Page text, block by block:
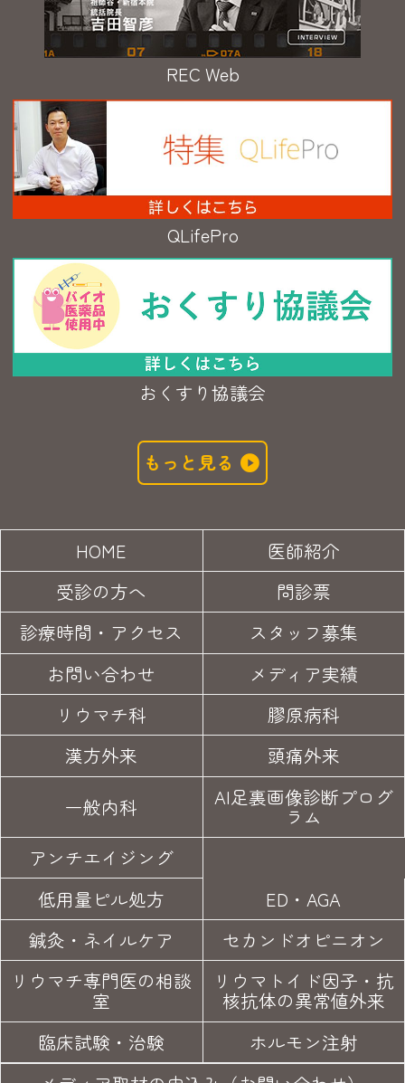
REC Web
QLifePro
おくすり協議会
もっと見る
HOME
医師紹介
受診の方へ
問診票
診療時間・アクセス
スタッフ募集
お問い合わせ
メディア実績
リウマチ科
膠原病科
漢方外来
頭痛外来
一般内科
AI足裏画像診断プログ
ラム
アンチエイジング
低用量ピル処方
ED・AGA
鍼灸・ ネイルケア セカンドオピニオン
リウマチ専門医の相談
室
リウマトイド因子・ 抗
核抗体の異常値外来
臨床試験 ・治験
ホルモン注射